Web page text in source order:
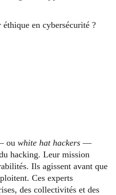
ou white hat hackers —
hacking. Leur mission
Ils agissent avant que
Ces experts
des collectivités et des